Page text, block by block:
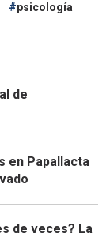
psicología
de
en Papallacta
de veces? La